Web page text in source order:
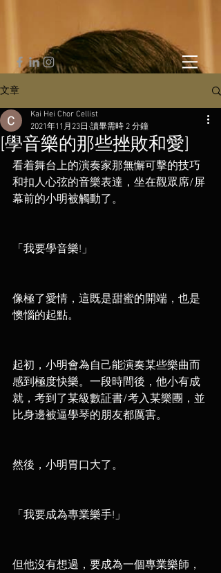
文章
[學音樂的那些挫敗和愛]⠀
Kai Hei Chor Cellist
2021年11月23日 讀畢需時 2 分鐘
看着舞台上的演奏家那無懈可擊的技巧
和扣人心弦的音樂表達，坐在觀眾席/屏
幕前的小明被觸動了。
「我要學音樂!」
像極了愛情，這既是甜蜜的開端，也是
懊惱的起點。
起初，小明會為自己能演奏某些樂曲而
感到極度快樂。一段時間後，他小有成
就，考到了某級數証書/考入某樂團，並
比身邊被逼學琴的朋友都厲害。
然後，小明胃口大了。
「我要成為專業樂手!」
但他沒有想過，要成為一個專業樂師，